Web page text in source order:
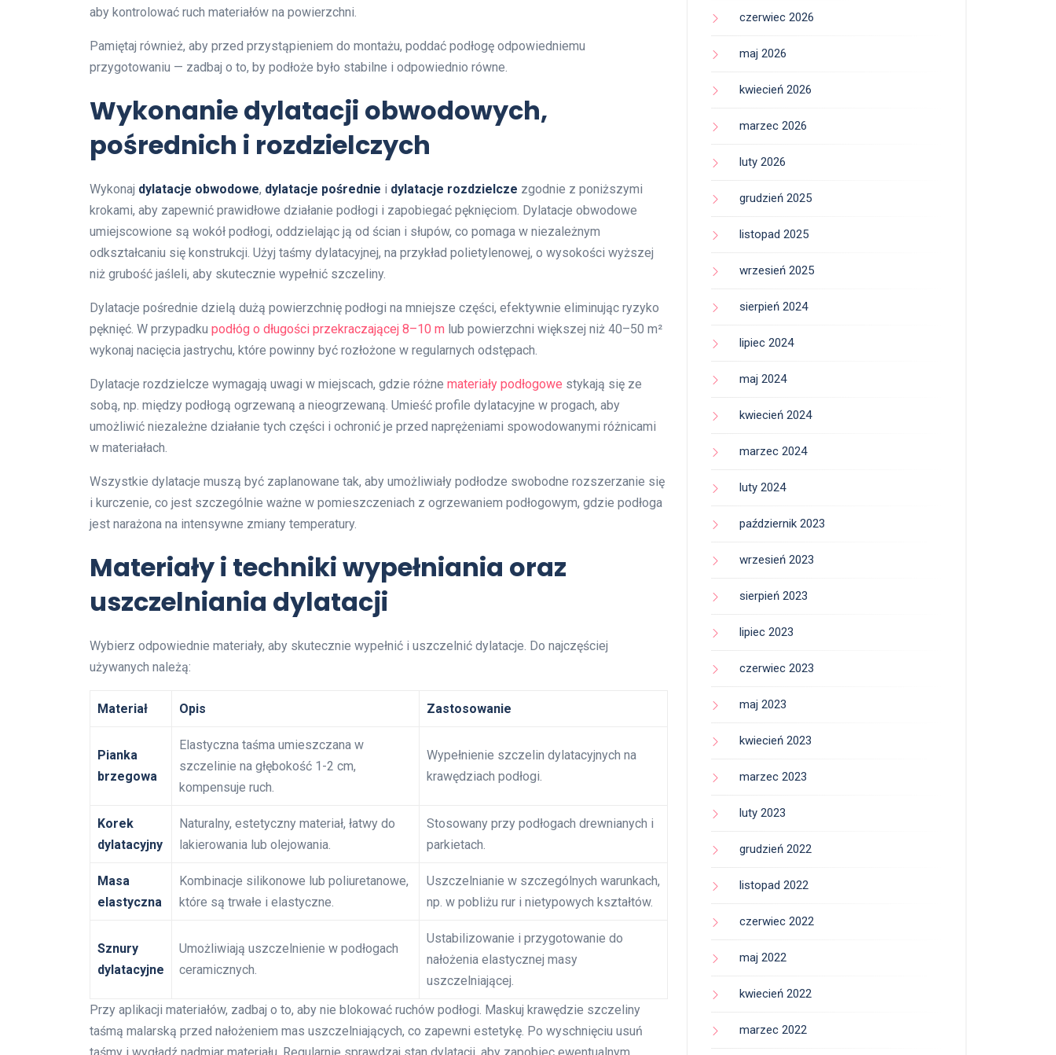
aby kontrolować ruch materiałów na powierzchni.
Pamiętaj również, aby przed przystąpieniem do montażu, poddać podłogę odpowiedniemu
przygotowaniu — zadbaj o to, by podłoże było stabilne i odpowiednio równe.
Wykonanie dylatacji obwodowych,
pośrednich i rozdzielczych
Wykonaj dylatacje obwodowe, dylatacje pośrednie i dylatacje rozdzielcze zgodnie z poniższymi
krokami, aby zapewnić prawidłowe działanie podłogi i zapobiegać pęknięciom. Dylatacje obwodowe
umiejscowione są wokół podłogi, oddzielając ją od ścian i słupów, co pomaga w niezależnym
odkształcaniu się konstrukcji. Użyj taśmy dylatacyjnej, na przykład polietylenowej, o wysokości wyższej
niż grubość jaśleli, aby skutecznie wypełnić szczeliny.
Dylatacje pośrednie dzielą dużą powierzchnię podłogi na mniejsze części, efektywnie eliminując ryzyko
pęknięć. W przypadku podłóg o długości przekraczającej 8–10 m lub powierzchni większej niż 40–50 m²
wykonaj nacięcia jastrychu, które powinny być rozłożone w regularnych odstępach.
Dylatacje rozdzielcze wymagają uwagi w miejscach, gdzie różne materiały podłogowe stykają się ze
sobą, np. między podłogą ogrzewaną a nieogrzewaną. Umieść profile dylatacyjne w progach, aby
umożliwić niezależne działanie tych części i ochronić je przed naprężeniami spowodowanymi różnicami
w materiałach.
Wszystkie dylatacje muszą być zaplanowane tak, aby umożliwiały podłodze swobodne rozszerzanie się
i kurczenie, co jest szczególnie ważne w pomieszczeniach z ogrzewaniem podłogowym, gdzie podłoga
jest narażona na intensywne zmiany temperatury.
Materiały i techniki wypełniania oraz
uszczelniania dylatacji
Wybierz odpowiednie materiały, aby skutecznie wypełnić i uszczelnić dylatacje. Do najczęściej
używanych należą:
Materiał Opis Zastosowanie
Pianka
brzegowa
Elastyczna taśma umieszczana w
szczelinie na głębokość 1-2 cm,
kompensuje ruch.
Wypełnienie szczelin dylatacyjnych na
krawędziach podłogi.
Korek
dylatacyjny
Naturalny, estetyczny materiał, łatwy do
lakierowania lub olejowania.
Stosowany przy podłogach drewnianych i
parkietach.
Masa
elastyczna
Kombinacje silikonowe lub poliuretanowe,
które są trwałe i elastyczne.
Uszczelnianie w szczególnych warunkach,
np. w pobliżu rur i nietypowych kształtów.
Sznury
dylatacyjne
Umożliwiają uszczelnienie w podłogach
ceramicznych.
Ustabilizowanie i przygotowanie do
nałożenia elastycznej masy
uszczelniającej.
Przy aplikacji materiałów, zadbaj o to, aby nie blokować ruchów podłogi. Maskuj krawędzie szczeliny
taśmą malarską przed nałożeniem mas uszczelniających, co zapewni estetykę. Po wyschnięciu usuń
czerwiec 2026
maj 2026
kwiecień 2026
marzec 2026
luty 2026
grudzień 2025
listopad 2025
wrzesień 2025
sierpień 2024
lipiec 2024
maj 2024
kwiecień 2024
marzec 2024
luty 2024
październik 2023
wrzesień 2023
sierpień 2023
lipiec 2023
czerwiec 2023
maj 2023
kwiecień 2023
marzec 2023
luty 2023
grudzień 2022
listopad 2022
czerwiec 2022
maj 2022
kwiecień 2022
marzec 2022